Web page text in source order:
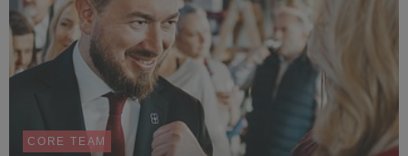
CORE TEAM